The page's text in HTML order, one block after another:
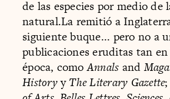
de las especies por medio de
natural.La remitió a
siguiente buque... pero no a
publicaciones eruditas tan en
época, comoAnnals and
HistoryyThe Literary Gazette